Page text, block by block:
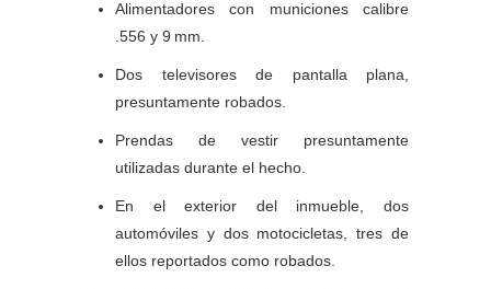
Alimentadores con municiones calibre
.556 y 9 mm.
Dos televisores de pantalla plana,
presuntamente robados.
Prendas de vestir presuntamente
utilizadas durante el hecho.
En el exterior del inmueble, dos
automóviles y dos motocicletas, tres de
ellos reportados como robados.